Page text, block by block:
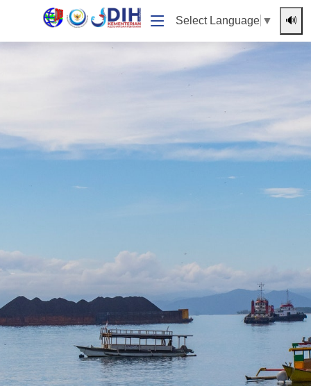
Select Language ▼ 🔊